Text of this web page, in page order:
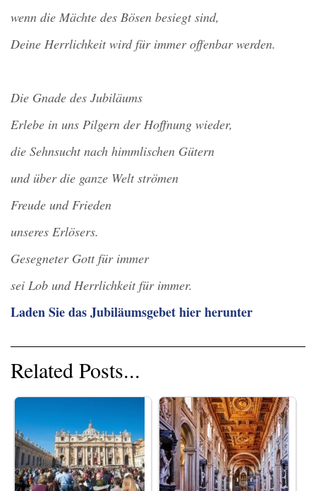
wenn die Mächte des Bösen besiegt sind,
Deine Herrlichkeit wird für immer offenbar werden.
Die Gnade des Jubiläums
Erlebe in uns Pilgern der Hoffnung wieder,
die Sehnsucht nach himmlischen Gütern
und über die ganze Welt strömen
Freude und Frieden
unseres Erlösers.
Gesegneter Gott für immer
sei Lob und Herrlichkeit für immer.
Laden Sie das Jubiläumsgebet hier herunter
Related Posts...